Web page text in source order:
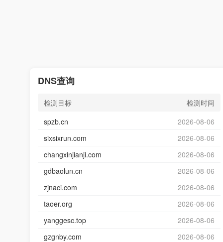
DNS查询
检测目标
检测时间
spzb.cn
2026-08-06
sixsixrun.com
2026-08-06
changxinjianji.com
2026-08-06
gdbaolun.cn
2026-08-06
zjnaci.com
2026-08-06
taoer.org
2026-08-06
yanggesc.top
2026-08-06
gzgnby.com
2026-08-06